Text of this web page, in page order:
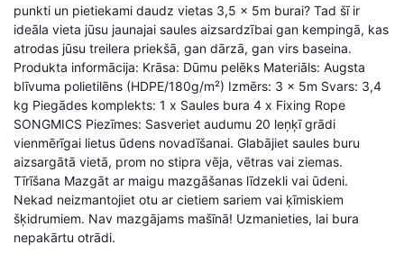
punkti un pietiekami daudz vietas 3,5 x 5m burai? Tad šī ir
ideāla vieta jūsu jaunajai saules aizsardzībai gan kempingā, kas
atrodas jūsu treilera priekšā, gan dārzā, gan virs baseina.
Produkta informācija: Krāsa: Dūmu pelēks Materiāls: Augsta
blīvuma polietilēns (HDPE/180g/m²) Izmērs: 3 x 5m Svars: 3,4
kg Piegādes komplekts: 1 x Saules bura 4 x Fixing Rope
SONGMICS Piezīmes: Sasveriet audumu 20 leņķī grādi
vienmērīgai lietus ūdens novadīšanai. Glabājiet saules buru
aizsargātā vietā, prom no stipra vēja, vētras vai ziemas.
Tīrīšana Mazgāt ar maigu mazgāšanas līdzekli vai ūdeni.
Nekad neizmantojiet otu ar cietiem sariem vai ķīmiskiem
šķidrumiem. Nav mazgājams mašīnā! Uzmanieties, lai bura
nepakārtu otrādi.